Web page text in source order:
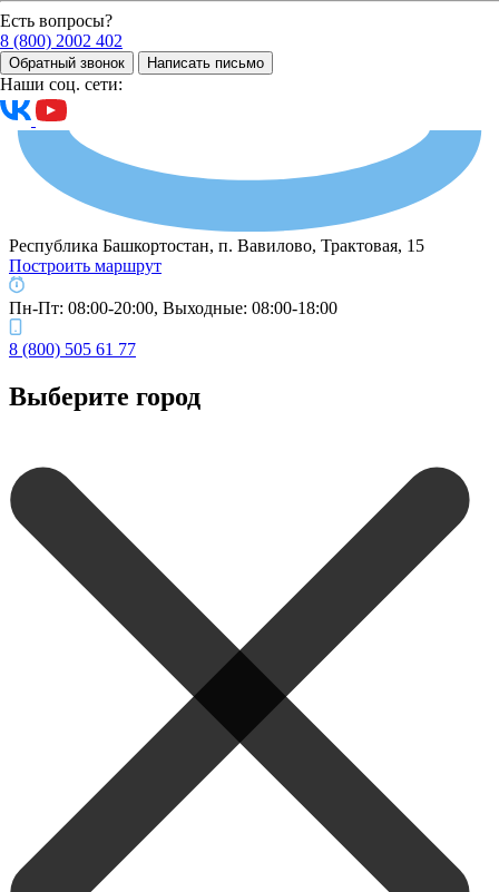
Есть вопросы?
8 (800) 2002 402
Обратный звонок Написать письмо
Наши соц. сети:
Республика Башкортостан, п. Вавилово, Трактовая, 15
Построить маршрут
Пн-Пт: 08:00-20:00, Выходные: 08:00-18:00
8 (800) 505 61 77
Выберите город